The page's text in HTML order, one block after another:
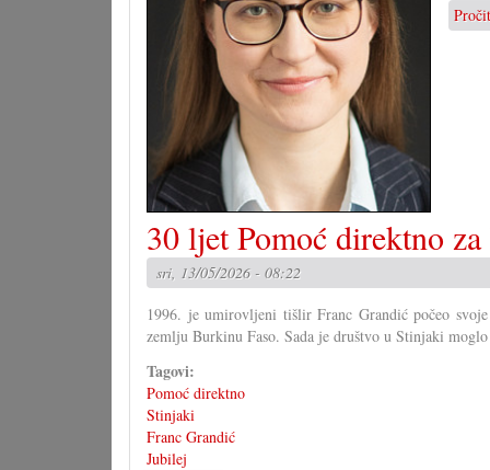
30 ljet Pomoć direktno
sri, 13/05/2026 - 08:22
1996. je umirovljeni tišlir Franc Grandić počeo
zemlju Burkinu Faso. Sada je društvo u Stinjaki
Tagovi:
Pomoć direktno
Stinjaki
Franc Grandić
Jubilej